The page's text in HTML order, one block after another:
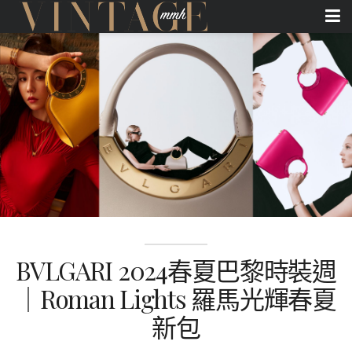
BVLGARI 2024春夏巴黎時裝週
｜Roman Lights 羅馬光輝春夏
新包